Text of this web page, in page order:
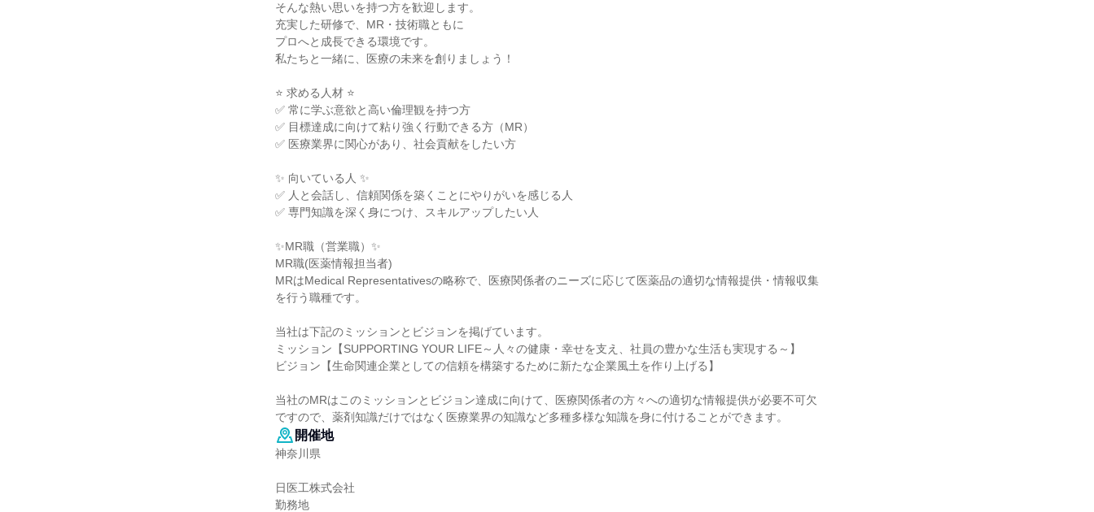
そんな熱い思いを持つ方を歓迎します。
充実した研修で、MR・技術職ともに
プロへと成長できる環境です。
私たちと一緒に、医療の未来を創りましょう！
⭐ 求める人材 ⭐
✅ 常に学ぶ意欲と高い倫理観を持つ方
✅ 目標達成に向けて粘り強く行動できる方（MR）
✅ 医療業界に関心があり、社会貢献をしたい方
✨ 向いている人 ✨
✅ 人と会話し、信頼関係を築くことにやりがいを感じる人
✅ 専門知識を深く身につけ、スキルアップしたい人
✨MR職（営業職）✨
MR職(医薬情報担当者)
MRはMedical Representativesの略称で、医療関係者のニーズに応じて医薬品の適切な情報提供・情報収集
を行う職種です。
当社は下記のミッションとビジョンを掲げています。
ミッション【SUPPORTING YOUR LIFE～人々の健康・幸せを支え、社員の豊かな生活も実現する～】
ビジョン【生命関連企業としての信頼を構築するために新たな企業風土を作り上げる】
当社のMRはこのミッションとビジョン達成に向けて、医療関係者の方々への適切な情報提供が必要不可欠
ですので、薬剤知識だけではなく医療業界の知識など多種多様な知識を身に付けることができます。
開催地
神奈川県
日医工株式会社
勤務地